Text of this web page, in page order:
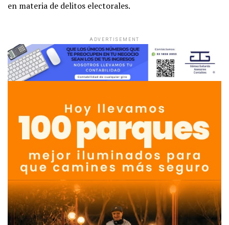
en materia de delitos electorales.
ADVERTISEMENT